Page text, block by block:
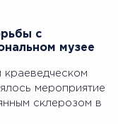
с
музее
мероприятие
склерозом в